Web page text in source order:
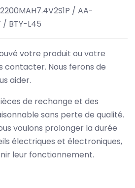
/ AA-
/ BTY-L45
votre produit ou votre
contacter. Nous ferons de
aider.
de rechange et des
sans perte de qualité.
voulons prolonger la durée
électriques et électroniques,
leur fonctionnement.